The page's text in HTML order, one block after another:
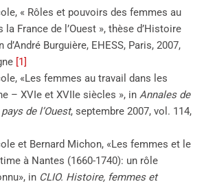
« Rôles et pouvoirs des femmes au
la France de l’Ouest », thèse d’Histoire
Burguière, EHESS, Paris, 2007,
[1]
«Les femmes au travail dans les
– XVIe et XVIIe siècles », in Annales de
de l’Ouest, septembre 2007, vol. 114,
et Bernard Michon, «Les femmes et le
à Nantes (1660-1740): un rôle
in CLIO. Histoire, femmes et